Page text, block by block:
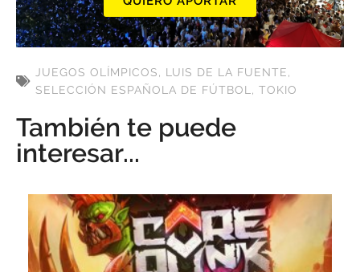
JUEGOS OLÍMPICOS, LUIS DE LA FUENTE,
SELECCIÓN ESPAÑOLA DE FÚTBOL , TOKIO
También te puede
interesar...